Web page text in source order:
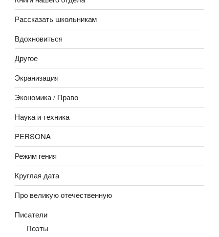
Рассказать школьникам
Вдохновиться
Другое
Экранизация
Экономика / Право
Наука и техника
PERSONA
Режим гения
Круглая дата
Про великую отечественную
Писатели
Поэты